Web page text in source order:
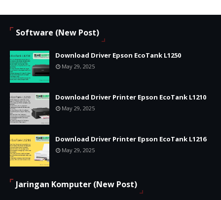
Software (New Post)
Download Driver Epson EcoTank L1250
May 29, 2025
Download Driver Printer Epson EcoTank L1210
May 29, 2025
Download Driver Printer Epson EcoTank L1216
May 29, 2025
Jaringan Komputer (New Post)